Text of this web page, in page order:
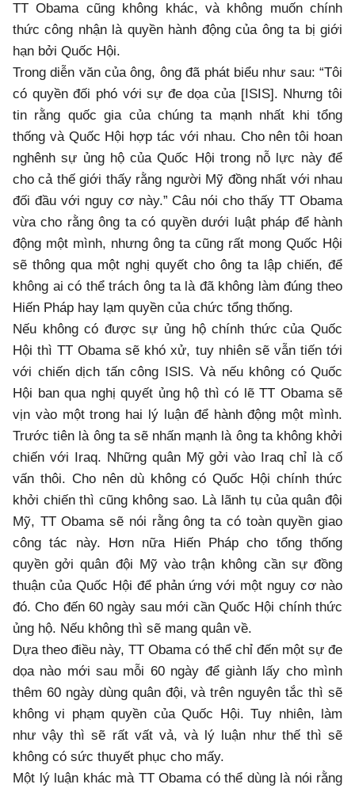
TT Obama cũng không khác, và không muốn chính
thức công nhận là quyền hành động của ông ta bị giới
hạn bởi Quốc Hội.
Trong diễn văn của ông, ông đã phát biểu như sau: “Tôi
có quyền đối phó với sự đe dọa của [ISIS]. Nhưng tôi
tin rằng quốc gia của chúng ta mạnh nhất khi tổng
thống và Quốc Hội hợp tác với nhau. Cho nên tôi hoan
nghênh sự ủng hộ của Quốc Hội trong nỗ lực này để
cho cả thế giới thấy rằng người Mỹ đồng nhất với nhau
đối đầu với nguy cơ này.” Câu nói cho thấy TT Obama
vừa cho rằng ông ta có quyền dưới luật pháp để hành
động một mình, nhưng ông ta cũng rất mong Quốc Hội
sẽ thông qua một nghị quyết cho ông ta lập chiến, để
không ai có thể trách ông ta là đã không làm đúng theo
Hiến Pháp hay lạm quyền của chức tổng thống.
Nếu không có được sự ủng hộ chính thức của Quốc
Hội thì TT Obama sẽ khó xử, tuy nhiên sẽ vẫn tiến tới
với chiến dịch tấn công ISIS. Và nếu không có Quốc
Hội ban qua nghị quyết ủng hộ thì có lẽ TT Obama sẽ
vịn vào một trong hai lý luận để hành động một mình.
Trước tiên là ông ta sẽ nhấn mạnh là ông ta không khởi
chiến với Iraq. Những quân Mỹ gởi vào Iraq chỉ là cố
vấn thôi. Cho nên dù không có Quốc Hội chính thức
khởi chiến thì cũng không sao. Là lãnh tụ của quân đội
Mỹ, TT Obama sẽ nói rằng ông ta có toàn quyền giao
công tác này. Hơn nữa Hiến Pháp cho tổng thống
quyền gởi quân đội Mỹ vào trận không cần sự đồng
thuận của Quốc Hội để phản ứng với một nguy cơ nào
đó. Cho đến 60 ngày sau mới cần Quốc Hội chính thức
ủng hộ. Nếu không thì sẽ mang quân về.
Dựa theo điều này, TT Obama có thể chỉ đến một sự đe
dọa nào mới sau mỗi 60 ngày để giành lấy cho mình
thêm 60 ngày dùng quân đội, và trên nguyên tắc thì sẽ
không vi phạm quyền của Quốc Hội. Tuy nhiên, làm
như vậy thì sẽ rất vất vả, và lý luận như thế thì sẽ
không có sức thuyết phục cho mấy.
Một lý luận khác mà TT Obama có thể dùng là nói rằng